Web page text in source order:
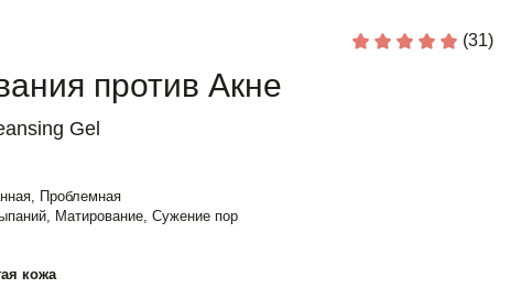
(31)
против Акне
Gel
Проблемная
Матирование, Сужение пор
кожа